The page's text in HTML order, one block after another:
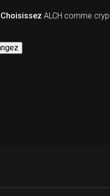
Choisissez ALCH comme